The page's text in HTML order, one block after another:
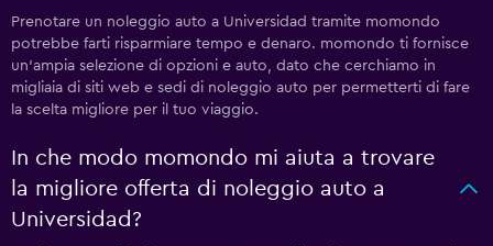
Prenotare un noleggio auto a Universidad tramite momondo
potrebbe farti risparmiare tempo e denaro. momondo ti fornisce
un'ampia selezione di opzioni e auto, dato che cerchiamo in
migliaia di siti web e sedi di noleggio auto per permetterti di fare
la scelta migliore per il tuo viaggio.
In che modo momondo mi aiuta a trovare
la migliore offerta di noleggio auto a
Universidad?